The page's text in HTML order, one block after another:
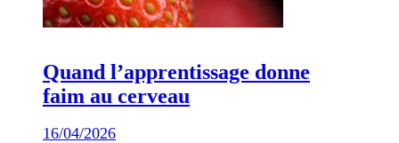
Quand l’apprentissage donne
faim au cerveau
16/04/2026